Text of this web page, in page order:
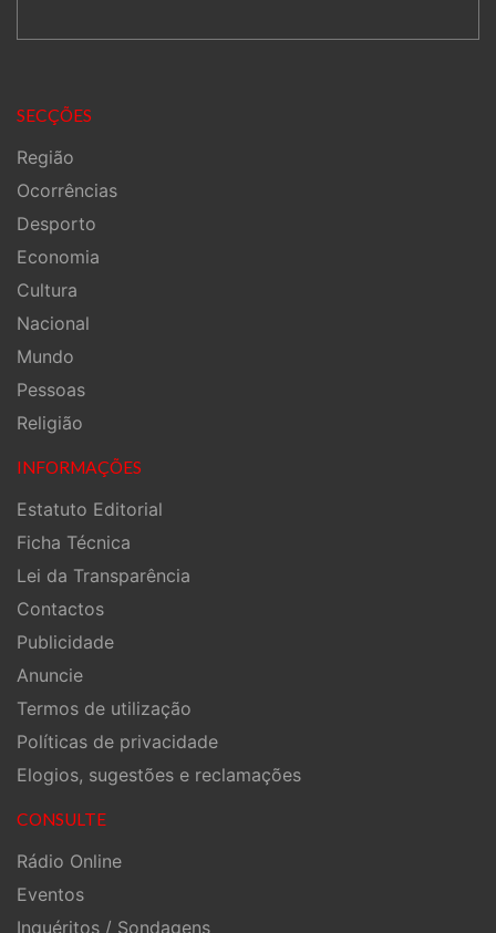
SECÇÕES
Região
Ocorrências
Desporto
Economia
Cultura
Nacional
Mundo
Pessoas
Religião
INFORMAÇÕES
Estatuto Editorial
Ficha Técnica
Lei da Transparência
Contactos
Publicidade
Anuncie
Termos de utilização
Políticas de privacidade
Elogios, sugestões e reclamações
CONSULTE
Rádio Online
Eventos
Inquéritos / Sondagens